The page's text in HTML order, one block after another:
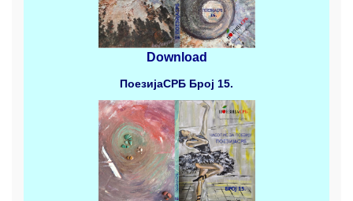
Download
ПоезијаСРБ Број 15.